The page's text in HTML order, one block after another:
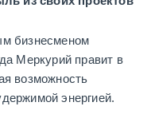
бизнесменом
Меркурий правит в
возможность
энергией.